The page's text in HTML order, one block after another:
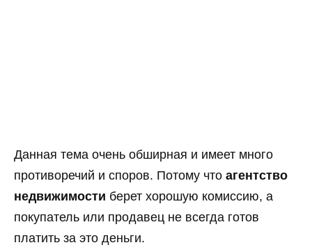
Данная тема очень обширная и имеет много
противоречий и споров. Потому что агентство
недвижимости берет хорошую комиссию, а
покупатель или продавец не всегда готов
платить за это деньги.